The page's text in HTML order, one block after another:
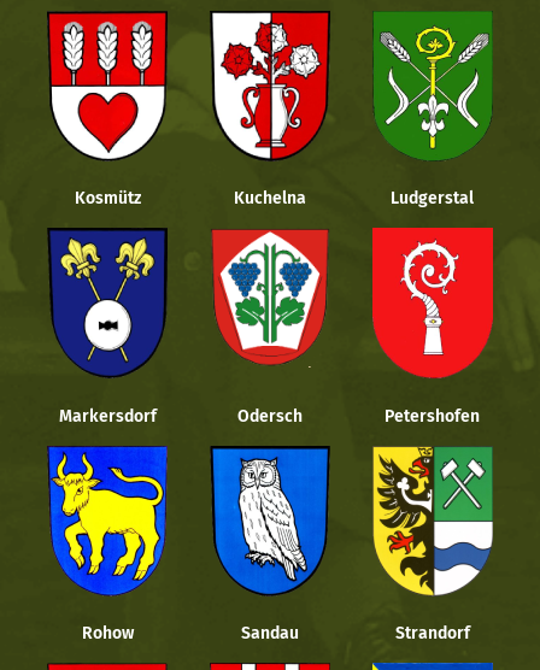
Kosmütz Kuchelna Ludgerstal
Markersdorf Odersch Petershofen
Rohow Sandau Strandorf